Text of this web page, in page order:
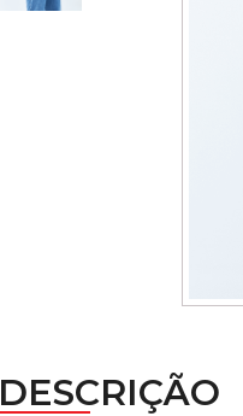
DESCRIÇÃO